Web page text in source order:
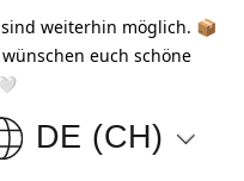
weiterhin möglich. 📦
euch schöne
DE (CH)